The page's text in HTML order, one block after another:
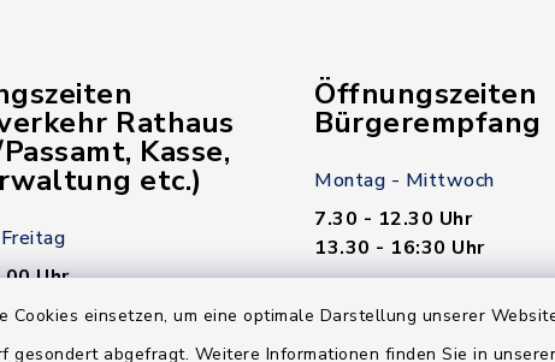
einsetzen, um eine optimale Darstellung unserer
gesondert abgefragt. Weitere Informationen finden Sie in
Rathaus
Kasse,
etc.)
Uhr
Öffnungszeiten
Bürgerempfang
Montag - Mittwoch
7.30 - 12.30 Uhr
13.30 - 16:30 Uhr
Donnerstag
7.30 - 12.30 Uhr